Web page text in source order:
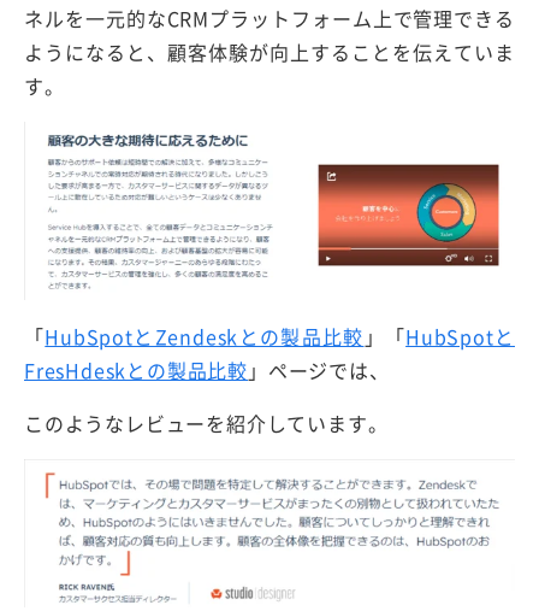
ネルを一元的なCRMプラットフォーム上で管理できる
ようになると、顧客体験が向上することを伝えていま
す。
「HubSpotとZendeskとの製品比較 」「HubSpotと
FresHdeskとの製品比較 」ページでは、
このようなレビューを紹介しています。